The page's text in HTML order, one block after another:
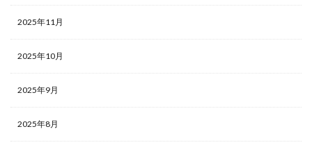
2025年11月
2025年10月
2025年9月
2025年8月